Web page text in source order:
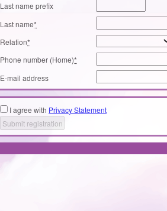
Last name prefix
Last name*
Relation*
Phone number (Home)*
E-mail address
I agree with Privacy Statement